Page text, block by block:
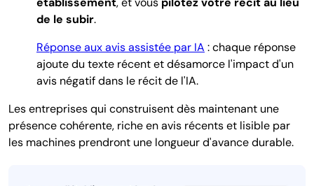
de le subir.
Réponse aux avis assistée par IA : chaque réponse
ajoute du texte récent et désamorce l'impact d'un
avis négatif dans le récit de l'IA.
Les entreprises qui construisent dès maintenant une
présence cohérente, riche en avis récents et lisible par
les machines prendront une longueur d'avance durable.